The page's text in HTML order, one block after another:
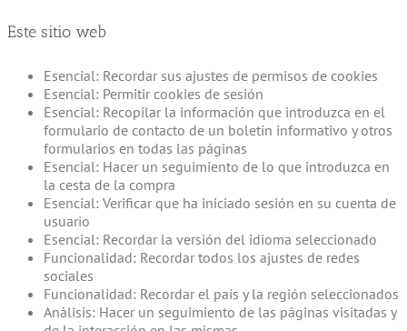
Este sitio web
Esencial: Recordar sus ajustes de permisos de cookies
Esencial: Permitir cookies de sesión
Esencial: Recopilar la información que introduzca en el
formulario de contacto de un boletín informativo y otros
formularios en todas las páginas
Esencial: Hacer un seguimiento de lo que introduzca en
la cesta de la compra
Esencial: Verificar que ha iniciado sesión en su cuenta de
usuario
Esencial: Recordar la versión del idioma seleccionado
Funcionalidad: Recordar todos los ajustes de redes
sociales
Funcionalidad: Recordar el país y la región seleccionados
Análisis: Hacer un seguimiento de las páginas visitadas y